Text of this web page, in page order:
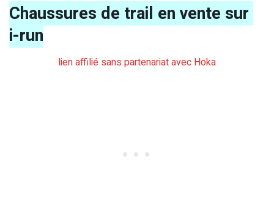
Chaussures de trail en vente sur
i-run
lien affilié sans partenariat avec Hoka